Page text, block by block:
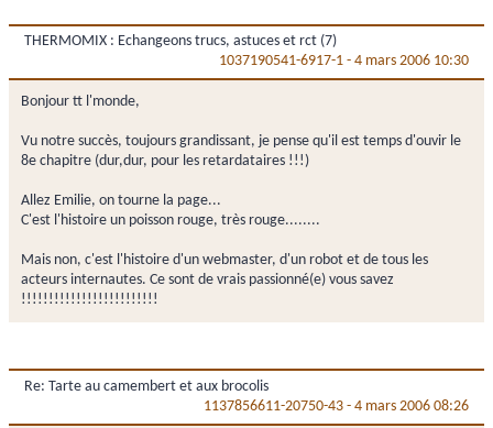
THERMOMIX : Echangeons trucs, astuces et rct (7)
1037190541-6917-1 - 4 mars 2006 10:30
Bonjour tt l'monde,
Vu notre succès, toujours grandissant, je pense qu'il est temps d'ouvir le
8e chapitre (dur,dur, pour les retardataires !!!)
Allez Emilie, on tourne la page...
C'est l'histoire un poisson rouge, très rouge........
Mais non, c'est l'histoire d'un webmaster, d'un robot et de tous les
acteurs internautes. Ce sont de vrais passionné(e) vous savez
!!!!!!!!!!!!!!!!!!!!!!!!!
Re: Tarte au camembert et aux brocolis
1137856611-20750-43 - 4 mars 2006 08:26